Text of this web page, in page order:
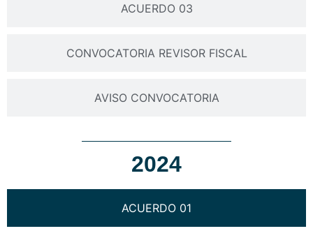
ACUERDO 03
CONVOCATORIA REVISOR FISCAL
AVISO CONVOCATORIA
2024
ACUERDO 01